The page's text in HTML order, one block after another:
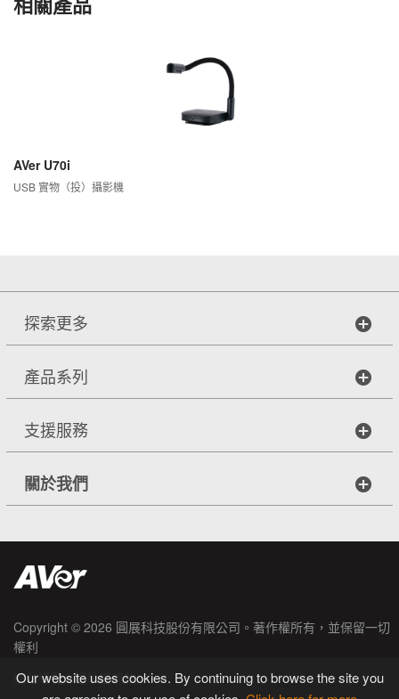
AVer U70i
USB 實物（投）攝影機
探索更多
產品系列
支援服務
關於我們
Copyright © 2026 圓展科技股份有限公司 。著作權所有，並保留一切
權利
網站導覽|隱私權條款
Our website uses cookies. By continuing to browse the site you